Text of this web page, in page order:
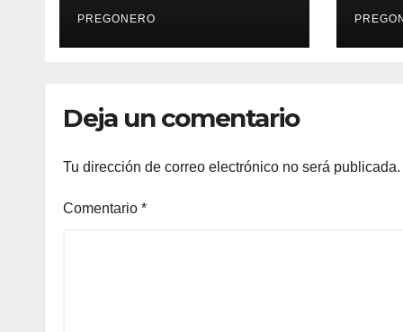
JULIO DE 2026…
PREGONERO
Deja un comentario
Tu dirección de correo electrónico no será publicada.
Comentario *